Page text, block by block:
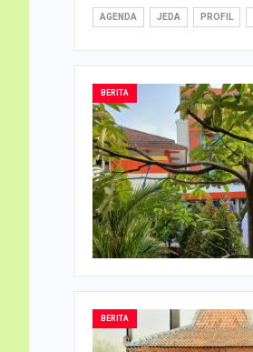
AGENDA JEDA PROFIL
BERITA
BERITA